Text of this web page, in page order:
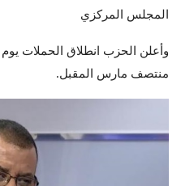
المجلس المركزي
وأعلن الحزب انطلاق الحملات يوم
منتصف مارس المقبل.